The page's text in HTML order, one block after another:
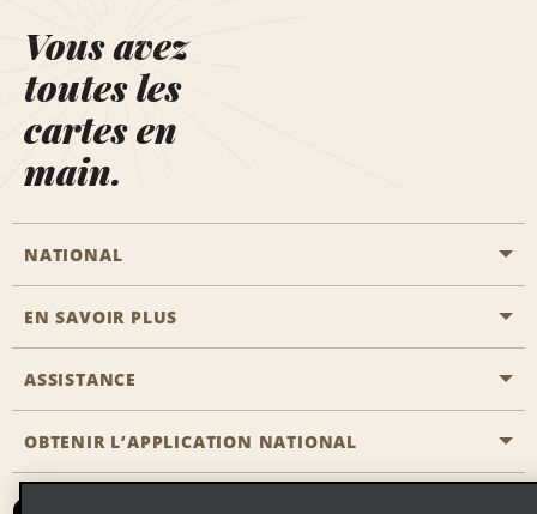
Vous avez
toutes les
cartes en
main.
NATIONAL
Passer une réservation
Solutions pour les professionnels
EN SAVOIR PLUS
Carrière
ASSISTANCE
Accessibilité
Nous contacter
OBTENIR L’APPLICATION NATIONAL